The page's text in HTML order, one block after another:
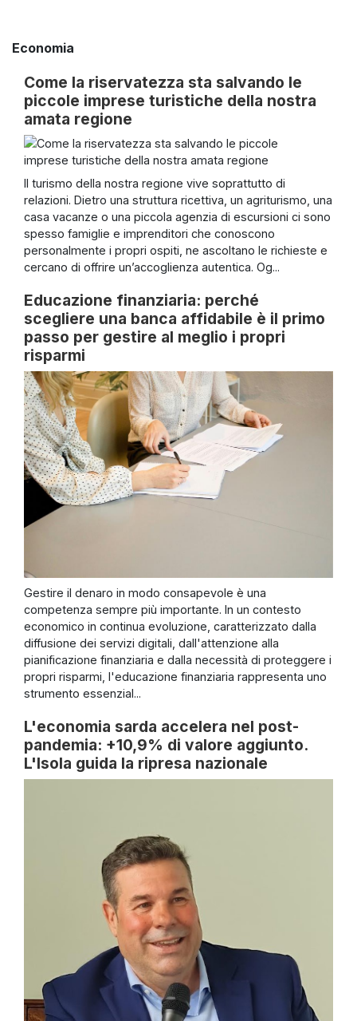
Economia
Come la riservatezza sta salvando le
piccole imprese turistiche della nostra
amata regione
Il turismo della nostra regione vive soprattutto di
relazioni. Dietro una struttura ricettiva, un agriturismo, una
casa vacanze o una piccola agenzia di escursioni ci sono
spesso famiglie e imprenditori che conoscono
personalmente i propri ospiti, ne ascoltano le richieste e
cercano di offrire un’accoglienza autentica. Og...
Educazione finanziaria: perché
scegliere una banca affidabile è il primo
passo per gestire al meglio i propri
risparmi
Gestire il denaro in modo consapevole è una
competenza sempre più importante. In un contesto
economico in continua evoluzione, caratterizzato dalla
diffusione dei servizi digitali, dall'attenzione alla
pianificazione finanziaria e dalla necessità di proteggere i
propri risparmi, l'educazione finanziaria rappresenta uno
strumento essenzial...
L'economia sarda accelera nel post-
pandemia: +10,9% di valore aggiunto.
L'Isola guida la ripresa nazionale